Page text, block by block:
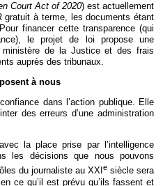
Court Act of 2020) est actuellement
gratuit à terme, les documents étant
financer cette transparence (qui
le projet de loi propose une
ministère de la Justice et des frais
auprès des tribunaux.
à nous
dans l’action publique. Elle
des erreurs d’une administration
la place prise par l’intelligence
les décisions que nous pouvons
du journaliste au XXI esiècle sera
ce qu’il est prévu qu’ils fassent et